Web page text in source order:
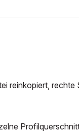
reinkopiert,